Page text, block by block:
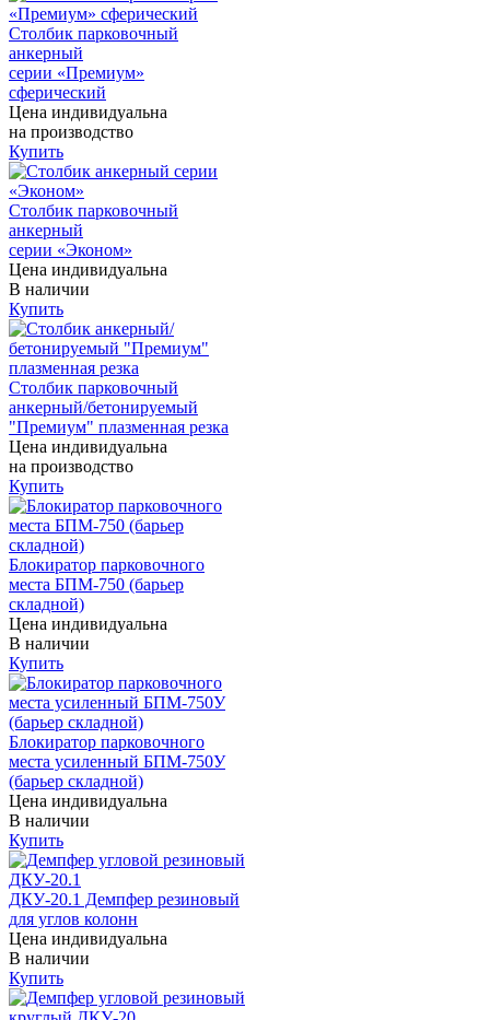
Столбик парковочный
анкерный
серии «Премиум»
сферический
Цена индивидуальна
на производство
Купить
Столбик парковочный
анкерный
серии «Эконом»
Цена индивидуальна
В наличии
Купить
Столбик парковочный
анкерный/бетонируемый
"Премиум" плазменная резка
Цена индивидуальна
на производство
Купить
Блокиратор парковочного
места БПМ-750 (барьер
складной)
Цена индивидуальна
В наличии
Купить
Блокиратор парковочного
места усиленный БПМ-750У
(барьер складной)
Цена индивидуальна
В наличии
Купить
ДКУ-20.1 Демпфер резиновый
для углов колонн
Цена индивидуальна
В наличии
Купить